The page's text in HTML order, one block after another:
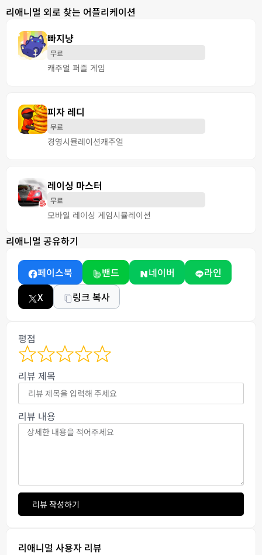
리애니멀 외로 찾는 어플리케이션
빠지냥
무료
캐주얼 퍼즐 게임
피자 레디
무료
경영시뮬레이션캐주얼
레이싱 마스터
무료
모바일 레이싱 게임시뮬레이션
리애니멀 공유하기
페이스북 밴드 네이버
라인
X
링크 복사
평점
리뷰 제목
리뷰 내용
리뷰 작성하기
리애니멀 사용자 리뷰